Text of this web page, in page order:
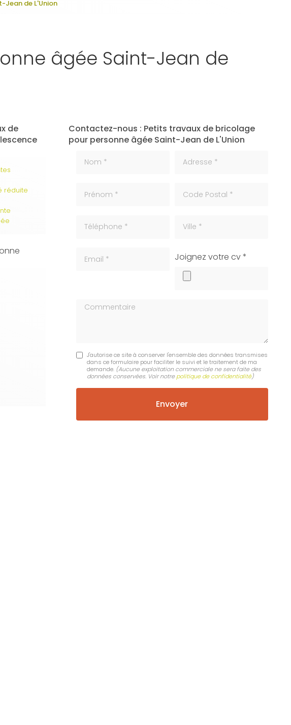
Jean de L'Union
âgée Saint-Jean de
de
réduite
Contactez-nous : Petits travaux de bricolage
pour personne âgée Saint-Jean de L'Union
cv
Joignez votre cv *
Commentaire
J'autorise ce site à conserver l'ensemble des données transmises
dans ce formulaire pour faciliter le suivi et le traitement de ma
demande. (Aucune exploitation commerciale ne sera faite des
données conservées. Voir notre politique de confidentialité)